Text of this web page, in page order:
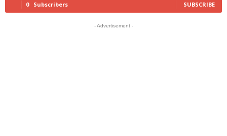
0 Subscribers SUBSCRIBE
- Advertisement -